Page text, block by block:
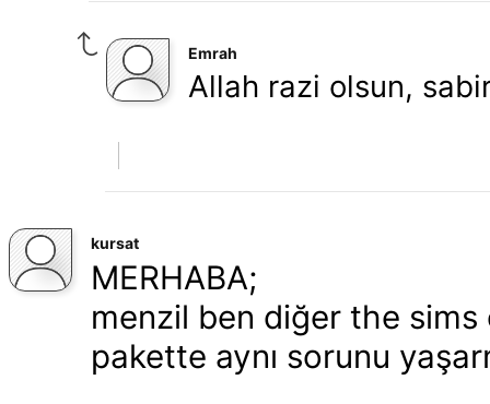
Emrah
Allah razi olsun,
kursat
MERHABA;
menzil ben diğer the
pakette aynı sorunu